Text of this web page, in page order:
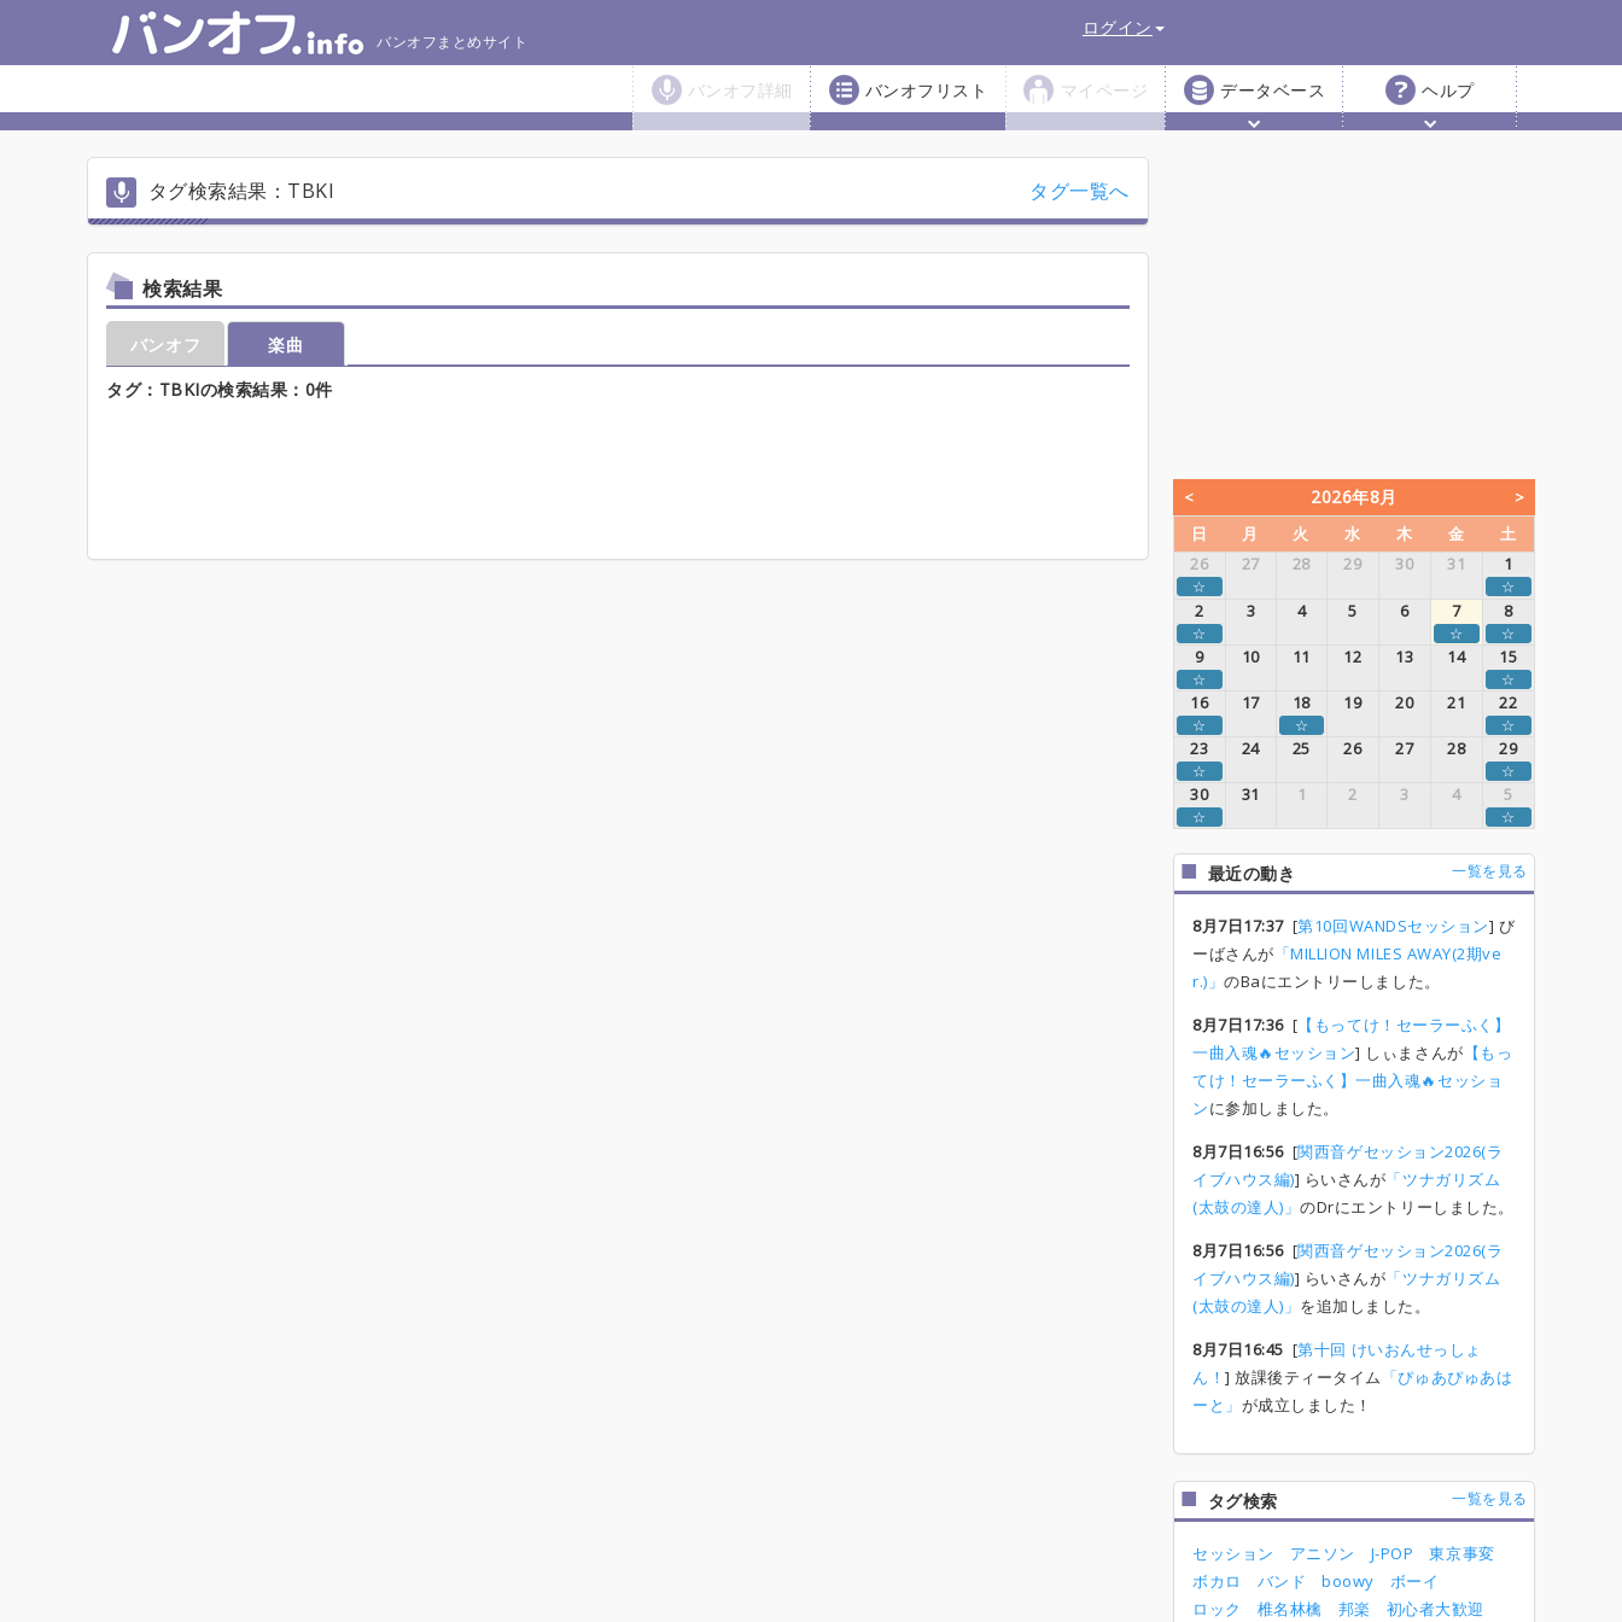
バンオフまとめサイト
ログイン
バンオフ詳細 バンオフリスト マイページ データベース ヘルプ
タグ検索結果：TBKI タグ一覧へ
検索結果
バンオフ
楽曲
タグ：TBKIの検索結果：0件
2026年8月
日 月 火 水 木 金
土
26
27 28 29 30 31 1
☆ ☆
2 3 4 5 6 7 8
☆ ☆ ☆
9 10 11 12 13 14 15
☆ ☆
16 17 18 19 20 21 22
☆ ☆ ☆
23 24 25 26 27 28 29
☆ ☆
30 31 1 2 3 4 5
☆ ☆
最近の動き 一覧を見る
8月7日17:37[第10回WANDSセッション] び
ーばさんが 「MILLION MILES AWAY(2期ve
r.)」のBaにエントリーしました。
8月7日17:36[ 【もってけ！セーラーふく】
一曲入魂🔥セッション] しぃまさんが 【もっ
てけ！セーラーふく】一曲入魂🔥セッショ
ンに参加しました。
8月7日16:56[関西音ゲセッション2026(ラ
イブハウス編)] らいさんが 「ツナガリズム
(太鼓の達人)」のDrにエントリーしました。
8月7日16:56[関西音ゲセッション2026(ラ
イブハウス編)] らいさんが 「ツナガリズム
(太鼓の達人)」 を追加しました。
8月7日16:45 [第十回 けいおんせっしょ
ん！] 放課後ティータイム 「ぴゅあぴゅあは
ーと」 が成立しました！
タグ検索 一覧を見る
セッション アニソン J-POP
東京事変
ボカロ
バンド boowy
ボーイ
ロック
椎名林檎 邦楽 初心者大歓迎